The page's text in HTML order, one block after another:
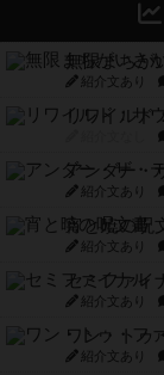
無限まちが
紹介文あり
リワイルド
アンダー・
紹介文あり
宵と暁の呪
紹介文あり
セミファイ
紹介文あり
ワン・トゥ
紹介文あり